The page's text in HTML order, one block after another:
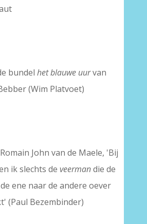
bundel het blauwe uurvan
(Wim Platvoet)
John van de Maele, 'Bij
ik slechts de veermandie de
ene naar de andere oever
(Paul Bezembinder)